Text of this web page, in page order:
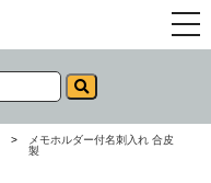
>
メモホルダー付名刺入れ 合皮
製